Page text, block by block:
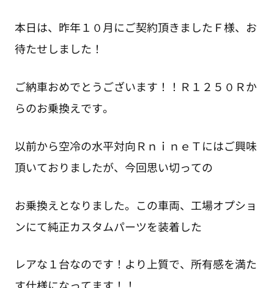
本日は、昨年１０月にご契約頂きましたＦ様、お
待たせしました！
ご納車おめでとうございます！！Ｒ１２５０Ｒか
らのお乗換えです。
以前から空冷の水平対向ＲｎｉｎｅＴにはご興味
頂いておりましたが、今回思い切っての
お乗換えとなりました。この車両、工場オプショ
ンにて純正カスタムパーツを装着した
レアな１台なのです！より上質で、所有感を満た